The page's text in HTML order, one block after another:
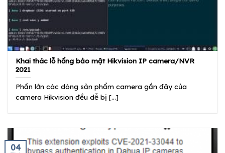
Khai thác lỗ hổng bảo mật Hikvision IP camera/NVR
2021
Phần lớn các dòng sản phẩm camera gần đây của
camera Hikvision đều dễ bị [...]
04